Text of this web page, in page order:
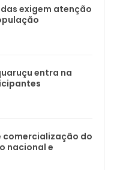
exigem atenção
entra na
comercialização do
nacional e